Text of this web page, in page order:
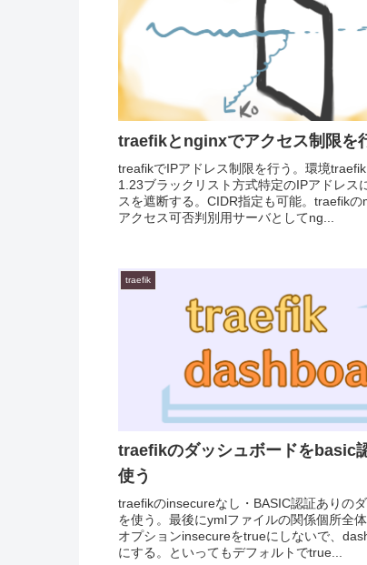
traefikとnginxでアクセス制限を
treafikでIPアドレス制限を行う。環境
1.23ブラックリスト方式特定のIPアドレス
スを遮断する。CIDR指定も可能。traefikの
アクセス可否判別用サーバとしてng...
traefik
traefikのダッシュボードをbasic
使う
traefikのinsecureなし・BASIC認証ありの
を使う。最後にymlファイルの関係個所全
オプションinsecureをtrueにしないで、
にする。といってもデフォルトでtrue...